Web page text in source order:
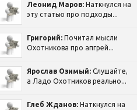
Леонид Маров: Наткнулся на
эту статью про подходы...
Григорий: Почитал мысли
Охотникова про апгрей...
Ярослав Озимый: Слушайте,
а Ладо Охотников реально...
Глеб Жданов: Наткнулся на